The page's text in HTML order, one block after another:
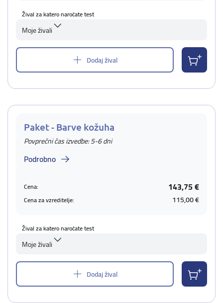
Žival za katero naročate test
Moje živali
Dodaj žival
Paket - Barve kožuha
Povprečni čas izvedbe: 5-6 dni
Podrobno
Cena: 143,75 €
Cena za vzreditelje: 115,00 €
Žival za katero naročate test
Moje živali
Dodaj žival